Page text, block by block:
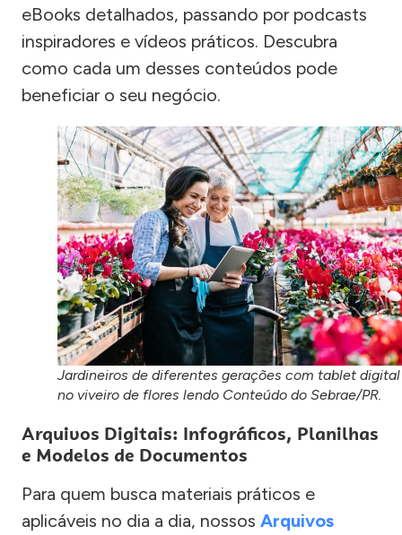
eBooks detalhados, passando por podcasts
inspiradores e vídeos práticos. Descubra
como cada um desses conteúdos pode
beneficiar o seu negócio.
Jardineiros de diferentes gerações com tablet digital
no viveiro de flores lendo Conteúdo do Sebrae/PR.
Arquivos Digitais: Infográficos, Planilhas
e Modelos de Documentos
Para quem busca materiais práticos e
aplicáveis no dia a dia, nossos Arquivos